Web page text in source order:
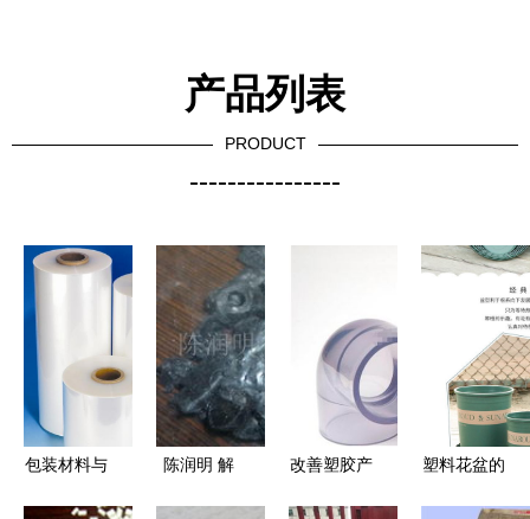
产品列表
PRODUCT
----------------
包装材料与
陈润明 解
改善塑胶产
塑料花盆的